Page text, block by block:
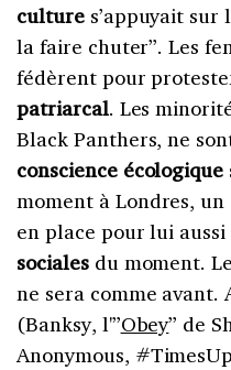
cultures’appuyait sur
la faire chuter”. Les
fédèrent pour
patriarcal. Les
Black Panthers, ne
conscience écologique
moment à Londres, un
en place pour lui
socialesdu moment.
ne sera comme avant.
(Banksy, l'”Obey” de
Anonymous,